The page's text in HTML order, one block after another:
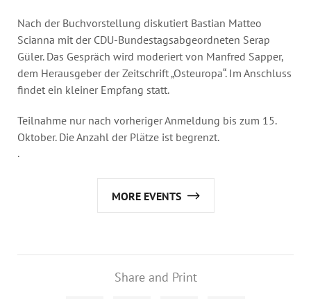
Nach der Buchvorstellung diskutiert Bastian Matteo
Scianna mit der CDU-Bundestagsabgeordneten Serap
Güler. Das Gespräch wird moderiert von Manfred Sapper,
dem Herausgeber der Zeitschrift „Osteuropa“. Im Anschluss
findet ein kleiner Empfang statt.
Teilnahme nur nach vorheriger Anmeldung bis zum 15.
Oktober. Die Anzahl der Plätze ist begrenzt.
.
MORE EVENTS
Share and Print